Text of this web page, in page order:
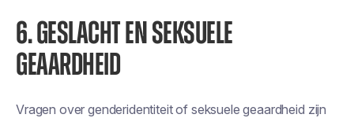
6. GESLACHT EN SEKSUELE
GEAARDHEID
Vragen over genderidentiteit of seksuele geaardheid zijn